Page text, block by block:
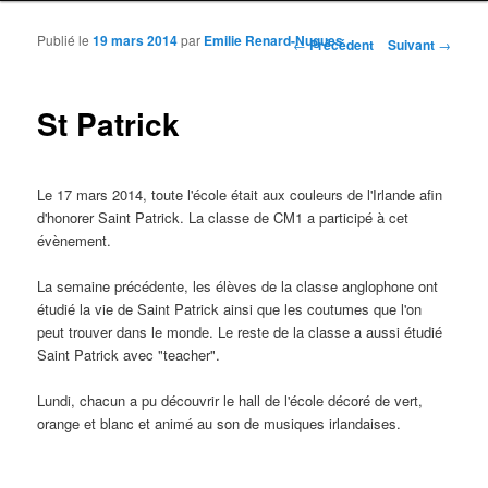
Navigation des articles
←Précédent Suivant →
St Patrick
Publié le19 mars 2014par Emilie Renard-Nugues
Le 17 mars 2014, toute l'école était aux couleurs de l'Irlande afin
d'honorer Saint Patrick. La classe de CM1 a participé à cet
évènement.
La semaine précédente, les élèves de la classe anglophone ont
étudié la vie de Saint Patrick ainsi que les coutumes que l'on
peut trouver dans le monde. Le reste de la classe a aussi étudié
Saint Patrick avec "teacher".
Lundi, chacun a pu découvrir le hall de l'école décoré de vert,
orange et blanc et animé au son de musiques irlandaises.